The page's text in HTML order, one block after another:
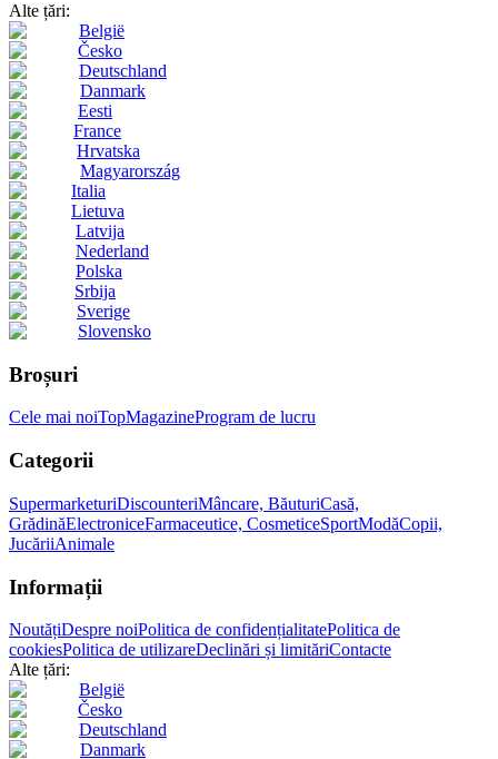
Alte țări:
België
Česko
Deutschland
Danmark
Eesti
France
Hrvatska
Magyarország
Italia
Lietuva
Latvija
Nederland
Polska
Srbija
Sverige
Slovensko
Broșuri
Cele mai noiTopMagazineProgram de lucru
Categorii
SupermarketuriDiscounteriMâncare, BăuturiCasă,
GrădinăElectroniceFarmaceutice, CosmeticeSportModăCopii,
JucăriiAnimale
Informații
NoutățiDespre noiPolitica de confidențialitatePolitica de
cookiesPolitica de utilizareDeclinări și limităriContacte
Alte țări:
België
Česko
Deutschland
Danmark